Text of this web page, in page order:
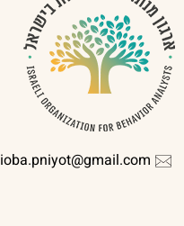
ioba.pniyot@gmail.com